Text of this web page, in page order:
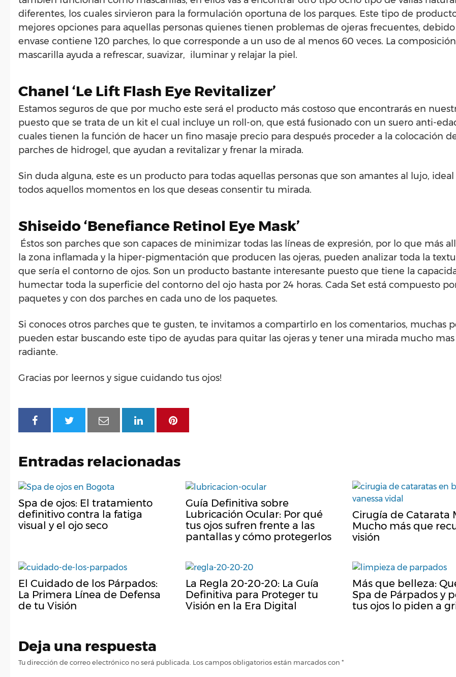
diferentes, los cuales sirvieron para la formulación oportuna de los parques. Este tipo de
mejores opciones para aquellas personas quienes tienen problemas de ojeras frecuentes, debido
envase contiene 120 parches, lo que corresponde a un uso de al menos 60 veces. La
mascarilla ayuda a refrescar, suavizar, iluminar y relajar la piel.
Chanel ‘Le Lift Flash Eye Revitalizer’
Estamos seguros de que por mucho este será el producto más costoso que encontrarás en
puesto que se trata de un kit el cual incluye un roll-on, que está fusionado con un suero anti-
cuales tienen la función de hacer un fino masaje precio para después proceder a la colocación
parches de hidrogel, que ayudan a revitalizar y frenar la mirada.
Sin duda alguna, este es un producto para todas aquellas personas que son amantes al lujo, ideal
todos aquellos momentos en los que deseas consentir tu mirada.
Shiseido ‘Benefiance Retinol Eye Mask’
Éstos son parches que son capaces de minimizar todas las líneas de expresión, por lo que más
la zona inflamada y la hiper-pigmentación que producen las ojeras, pueden analizar toda la
que sería el contorno de ojos. Son un producto bastante interesante puesto que tiene la
humectar toda la superficie del contorno del ojo hasta por 24 horas. Cada Set está compuesto
paquetes y con dos parches en cada uno de los paquetes.
Si conoces otros parches que te gusten, te invitamos a compartirlo en los comentarios, muchas
pueden estar buscando este tipo de ayudas para quitar las ojeras y tener una mirada mucho
radiante.
Gracias por leernos y sigue cuidando tus ojos!
Entradas relacionadas
Spa de ojos: El tratamiento
definitivo contra la fatiga
visual y el ojo seco
Guía Definitiva sobre
Lubricación Ocular: Por qué
tus ojos sufren frente a las
pantallas y cómo protegerlos
Cirugía de Catarata
Mucho más que
visión
El Cuidado de los Párpados:
La Primera Línea de Defensa
de tu Visión
La Regla 20-20-20: La Guía
Definitiva para Proteger tu
Visión en la Era Digital
Más que belleza:
Spa de Párpados y
tus ojos lo piden a
Deja una respuesta
Tu dirección de correo electrónico no será publicada. Los campos obligatorios están marcados con *